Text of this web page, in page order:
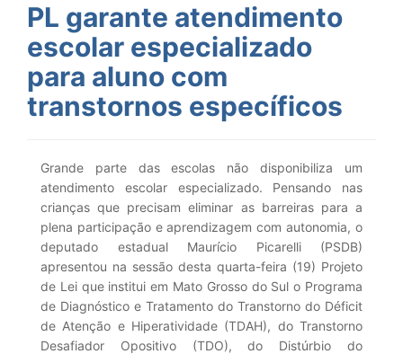
PL garante atendimento
escolar especializado
para aluno com
transtornos específicos
Grande parte das escolas não disponibiliza um
atendimento escolar especializado. Pensando nas
crianças que precisam eliminar as barreiras para a
plena participação e aprendizagem com autonomia, o
deputado estadual Maurício Picarelli (PSDB)
apresentou na sessão desta quarta-feira (19) Projeto
de Lei que institui em Mato Grosso do Sul o Programa
de Diagnóstico e Tratamento do Transtorno do Déficit
de Atenção e Hiperatividade (TDAH), do Transtorno
Desafiador Opositivo (TDO), do Distúrbio do